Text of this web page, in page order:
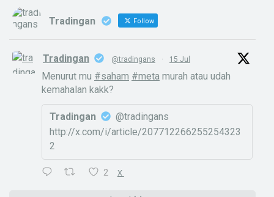
Tradingan Follow
Tradingan @tradingans · 15 Jul
Menurut mu #saham #meta murah atau udah
kemahalan kakk?
Tradingan
@tradingans
http://x.com/i/article/207712266255254323
2
2 X